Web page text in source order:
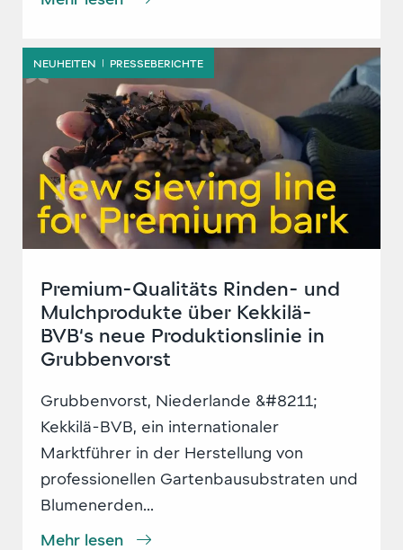
Premium-Qualitäts Rinden- und
Mulchprodukte über Kekkilä-
BVB‘s neue Produktionslinie in
Grubbenvorst
Grubbenvorst, Niederlande &#8211;
Kekkilä-BVB, ein internationaler
Marktführer in der Herstellung von
professionellen Gartenbausubstraten und
Blumenerden...
Mehr lesen
NEUHEITEN | PRESSEBERICHTE